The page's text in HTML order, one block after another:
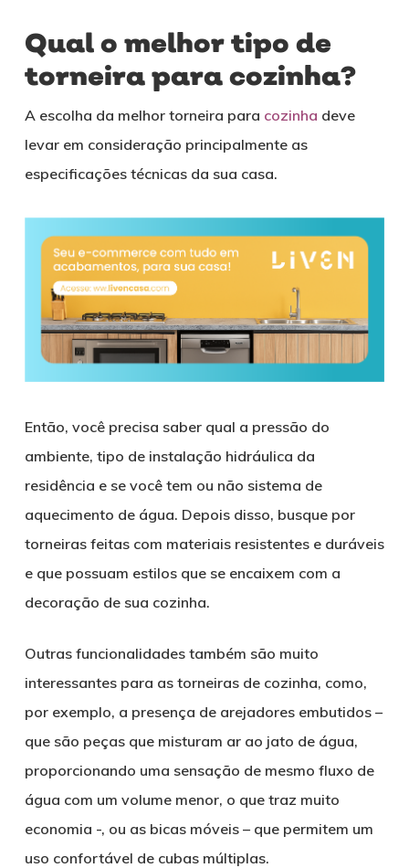
Qual o melhor tipo de
torneira para cozinha?
A escolha da melhor torneira para cozinha deve
levar em consideração principalmente as
especificações técnicas da sua casa.
Então, você precisa saber qual a pressão do
ambiente, tipo de instalação hidráulica da
residência e se você tem ou não sistema de
aquecimento de água. Depois disso, busque por
torneiras feitas com materiais resistentes e duráveis
e que possuam estilos que se encaixem com a
decoração de sua cozinha.
Outras funcionalidades também são muito
interessantes para as torneiras de cozinha, como,
por exemplo, a presença de arejadores embutidos –
que são peças que misturam ar ao jato de água,
proporcionando uma sensação de mesmo fluxo de
água com um volume menor, o que traz muito
economia -, ou as bicas móveis – que permitem um
uso confortável de cubas múltiplas.